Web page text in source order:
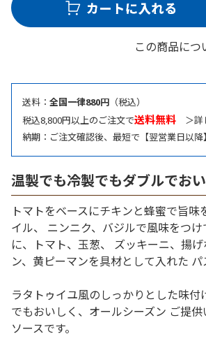
この商品につ
送料： 全国一律880円 （税込）
税込8,800円以上のご注文で送料無料 ＞詳
納期：ご注文確認後、最短で【翌営業日以降
温製でも冷製でもダブルでお
トマトをベースにチキンと蜂蜜で旨味
イル、 ニンニク、バジルで風味をつ
に、トマト、玉葱、 ズッキーニ、揚
ン、黄ピーマンを具材として入れた パ
ラタトゥイユ風のしっかりとした味付
でもおいしく、オールシーズン ご提
ソースです。